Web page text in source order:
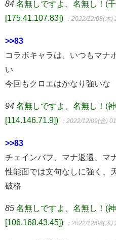
84 名無しですよ、名無し！(
[175.41.107.83])
：2022/12/08(木)
>>83
コラボキャラは、いつもマナ
い
今回もクロエはかなり強いな
94 名無しですよ、名無し！(
[114.146.71.9])
：2022/12/09(金)
>>83
チェインバフ、マナ返還、マ
性能面では文句なしに強く、
破格
85 名無しですよ、名無し！(
[106.168.43.45])
：2022/12/08(木)